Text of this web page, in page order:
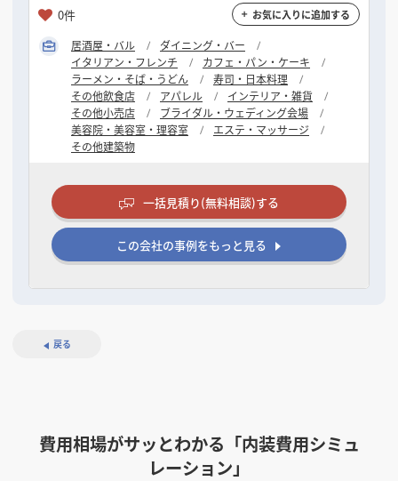
0件 お気に入りに追加する
居酒屋・バル
ダイニング・バー
イタリアン・フレンチ
カフェ・パン・ケーキ
ラーメン・そば・うどん
寿司・日本料理
その他飲食店
アパレル
インテリア・雑貨
その他小売店
ブライダル・ウェディング会場
美容院・美容室・理容室
エステ・マッサージ
その他建築物
一括見積り(無料相談)する
この会社の事例をもっと見る
戻る
費用相場がサッとわかる「内装費用シミュ
レーション」